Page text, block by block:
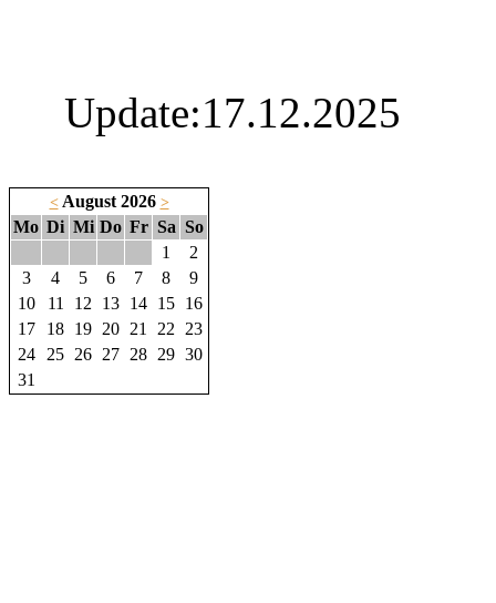
Update:17.12.2025
<August 2026 >
Mo Di Mi Do Fr Sa So
1
2
3
4 5 6 7 8
9
10
11 12 13 14 15 16
17
18 19 20 21 22
23
24
25 26 27 28 29 30
31